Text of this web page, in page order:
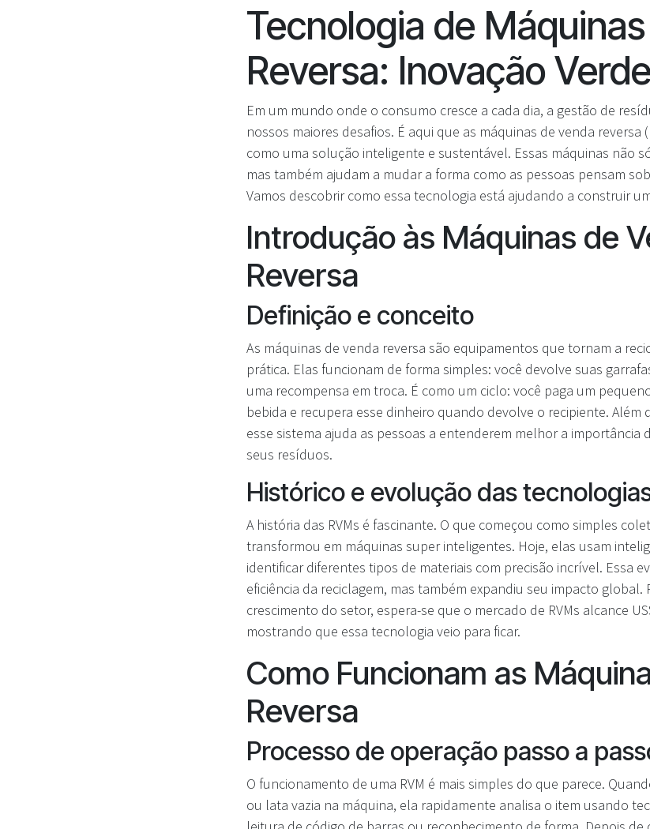
Tecnologia de
Reversa: Inovação Verde
Em um mundo onde o consumo cresce a cada dia, a gestão de
nossos maiores desafios. É aqui que as máquinas de venda reversa
como uma solução inteligente e sustentável. Essas máquinas não
mas também ajudam a mudar a forma como as pessoas pensam
Vamos descobrir como essa tecnologia está ajudando a construir
Introdução às Máquinas de
Reversa
Definição e conceito
As máquinas de venda reversa são equipamentos que tornam a
prática. Elas funcionam de forma simples: você devolve suas
uma recompensa em troca. É como um ciclo: você paga um
bebida e recupera esse dinheiro quando devolve o recipiente. Além
esse sistema ajuda as pessoas a entenderem melhor a importância
seus resíduos.
Histórico e evolução das
A história das RVMs é fascinante. O que começou como simples
transformou em máquinas super inteligentes. Hoje, elas usam
identificar diferentes tipos de materiais com precisão incrível. Essa
eficiência da reciclagem, mas também expandiu seu impacto global.
crescimento do setor, espera-se que o mercado de RVMs alcance
mostrando que essa tecnologia veio para ficar.
Como Funcionam as
Reversa
Processo de operação passo a
O funcionamento de uma RVM é mais simples do que parece.
ou lata vazia na máquina, ela rapidamente analisa o item usando